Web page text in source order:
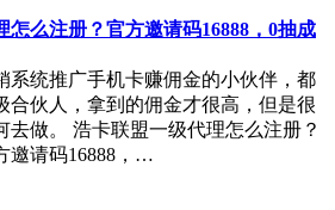
怎么注册？官方邀请码16888，0抽成
系统推广手机卡赚佣金的小伙伴，都
合伙人，拿到的佣金才很高，但是很
去做。 浩卡联盟一级代理怎么注册？
邀请码16888，…